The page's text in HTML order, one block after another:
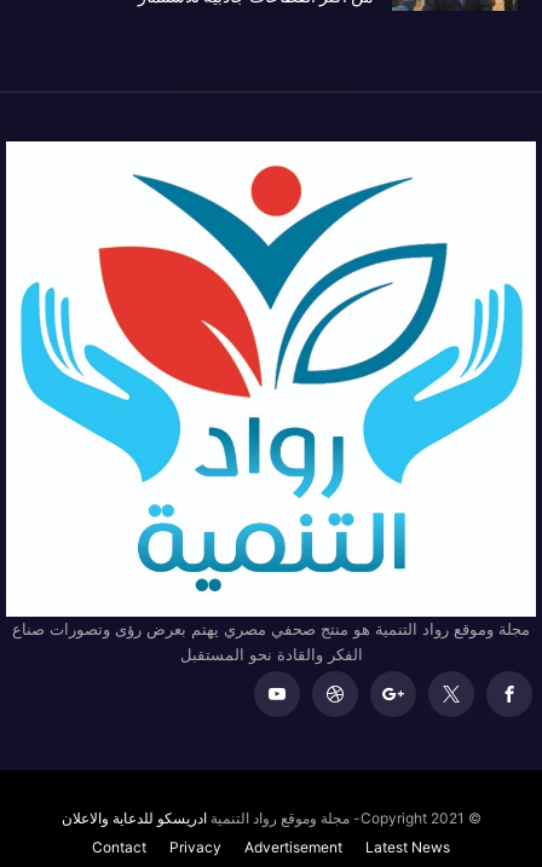
مجلة وموقع رواد التنمية هو منتج صحفي مصري يهتم بعرض رؤى وتصورات صناع
الفكر والقادة نحو المستقبل
© Copyright 2021- مجلة وموقع رواد التنمية
ادريسكو للدعاية والاعلان
Latest News
Advertisement
Privacy
Contact